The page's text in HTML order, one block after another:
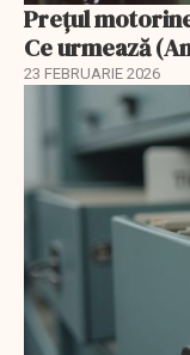
Prețul
Ce urmează
23 FEBRUARIE 2026